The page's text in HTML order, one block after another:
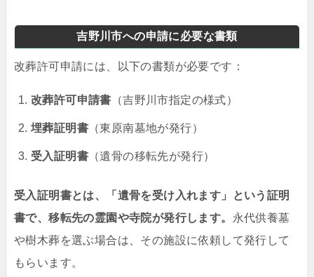
吉野川市への申請に必要な書類
改葬許可申請には、以下の書類が必要です：
改葬許可申請書 （吉野川市指定の様式）
埋葬証明書 （東原南墓地が発行）
受入証明書 （遺骨の移転先が発行）
受入証明書とは、「遺骨を受け入れます」という証明
書で、移転先の霊園や寺院が発行します。 永代供養墓
や樹木葬を選ぶ場合は、その施設に依頼して発行して
もらいます。